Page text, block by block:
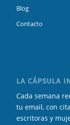
Blog
Contacto
LA CÁPSULA
Cada semana
tu email, con
escritoras y